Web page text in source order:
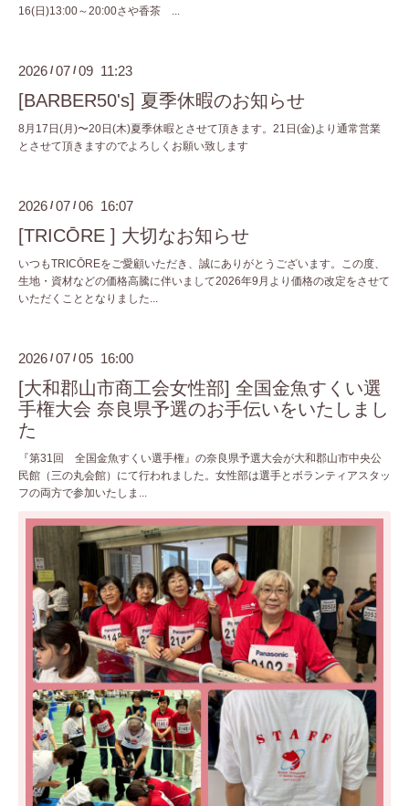
16(日)13:00～20:00さや香茶 ...
2026 /07 /09 11:23
[BARBER50's] 夏季休暇のお知らせ
8月17日(月)〜20日(木)夏季休暇とさせて頂きます。21日(金)より通常営業
とさせて頂きますのでよろしくお願い致します
2026 /07 /06 16:07
[TRICŌRE ] 大切なお知らせ
いつもTRICŌREをご愛顧いただき、誠にありがとうございます。この度、
生地・資材などの価格高騰に伴いまして2026年9月より価格の改定をさせて
いただくこととなりました...
2026 /07 /05 16:00
[大和郡山市商工会女性部] 全国金魚すくい選
手権大会 奈良県予選のお手伝いをいたしまし
た
『第31回 全国金魚すくい選手権』の奈良県予選大会が大和郡山市中央公
民館（三の丸会館）にて行われました。女性部は選手とボランティアスタッ
フの両方で参加いたしま...